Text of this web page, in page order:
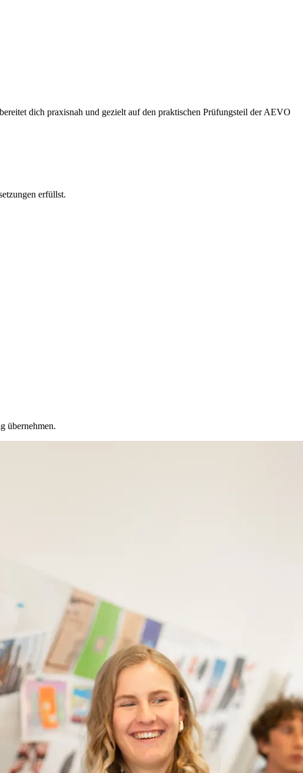
dich praxisnah und gezielt auf den praktischen Prüfungsteil der AEVO
erfüllst.
übernehmen.